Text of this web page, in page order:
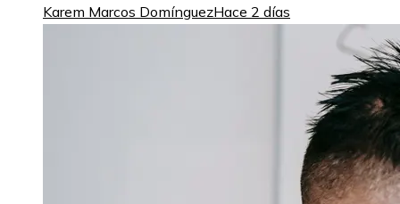
Karem Marcos DomínguezHace 2 días